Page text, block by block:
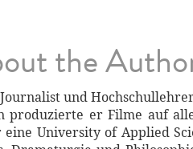
the
und
produzierte er Filme auf
University of Applied